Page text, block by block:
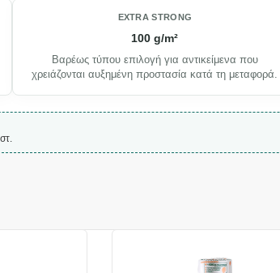
EXTRA STRONG
100 g/m²
Βαρέως τύπου επιλογή για αντικείμενα που
χρειάζονται αυξημένη προστασία κατά τη μεταφορά.